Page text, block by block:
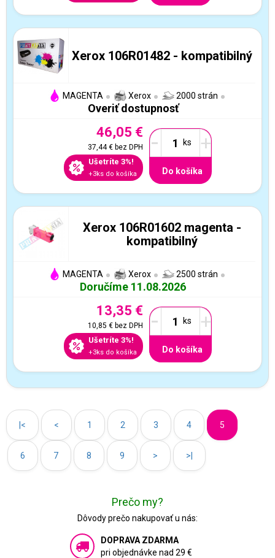
Xerox 106R01482 - kompatibilný
MAGENTA Xerox 2000 strán
Overiť dostupnosť
46,05 €
37,44 €bez DPH
Ušetríte 3%!
+3ks do košíka
- +
Do košíka
Xerox 106R01602 magenta -
kompatibilný
MAGENTA Xerox 2500 strán
Doručíme 11.08.2026
13,35 €
10,85 €bez DPH
Ušetríte 3%!
+3ks do košíka
- +
Do košíka
|< < 1 2 3 4 5
6 7 8 9 > >|
Prečo my?
Dôvody prečo nakupovať u nás:
DOPRAVA ZDARMA
pri objednávke nad 29 €